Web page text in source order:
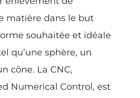
matière dans le but
souhaitée et idéale
qu’une sphère, un
cône. La CNC,
Numerical Control, est